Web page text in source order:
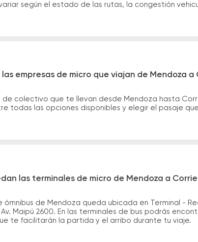
según el estado de las rutas, la congestión
las empresas de micro que viajan de Mendoza a
de colectivo que te llevan desde Mendoza hasta
todas las opciones disponibles y elegir el pasaje
las terminales de micro de Mendoza a
ómnibus de Mendoza queda ubicada en Terminal -
Maipú 2600. En las terminales de bus podrás
te facilitarán la partida y el arribo durante tu viaje.